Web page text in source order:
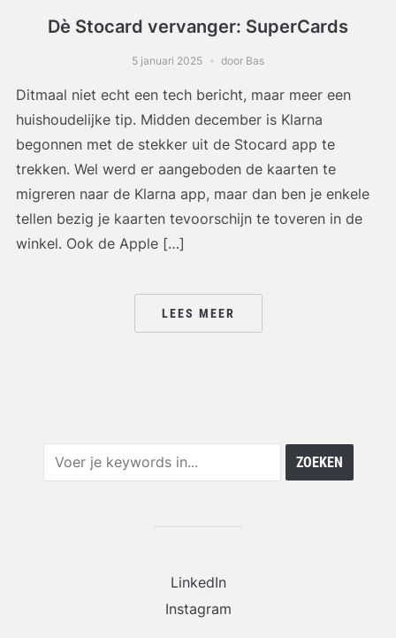
Dè Stocard vervanger: SuperCards
5 januari 2025 door Bas
Ditmaal niet echt een tech bericht, maar meer een
huishoudelijke tip. Midden december is Klarna
begonnen met de stekker uit de Stocard app te
trekken. Wel werd er aangeboden de kaarten te
migreren naar de Klarna app, maar dan ben je enkele
tellen bezig je kaarten tevoorschijn te toveren in de
winkel. Ook de Apple […]
LEES MEER
LinkedIn
Instagram